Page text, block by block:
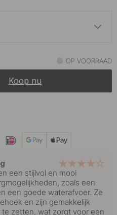
Op voorraad
OP VOORRAAD
Koop nu
een stijlvol en mooi
zoals een
een goede waterafvoer. Ze
en zijn gemakkelijk
zetten, wat zorgt voor een